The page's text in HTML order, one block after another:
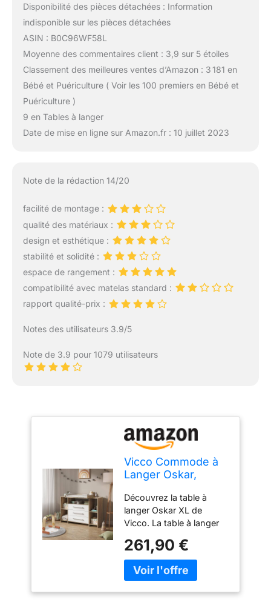
Disponibilité des pièces détachées : Information
indisponible sur les pièces détachées
ASIN : B0C96WF58L
Moyenne des commentaires client : 3,9 sur 5 étoiles
Classement des meilleures ventes d’Amazon : 3 181 en
Bébé et Puériculture ( Voir les 100 premiers en Bébé et
Puériculture )
9 en Tables à langer
Date de mise en ligne sur Amazon.fr : 10 juillet 2023
Note de la rédaction 14/20
facilité de montage :
qualité des matériaux :
design et esthétique :
stabilité et solidité :
espace de rangement :
compatibilité avec matelas standard :
rapport qualité-prix :
Notes des utilisateurs 3.9/5
Note de 3.9 pour 1079 utilisateurs
Vicco Commode à
Langer Oskar,
143x100cm
Découvrez la table à
langer Oskar XL de
Vicco. La table à langer
complément parfait pour
la chambre de votre
enfant. Cette commode
261,90 €